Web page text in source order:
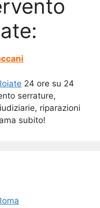
24 ore su 24
serrature,
riparazioni
subito!